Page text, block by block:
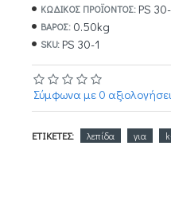
ΚΩΔΙΚΌΣ ΠΡΟΪΌΝΤΟΣ: PS
ΒΆΡΟΣ: 0.50kg
SKU: PS 30-1
Σύμφωνα με 0
ΕΤΙΚΈΤΕΣ: λεπίδα για